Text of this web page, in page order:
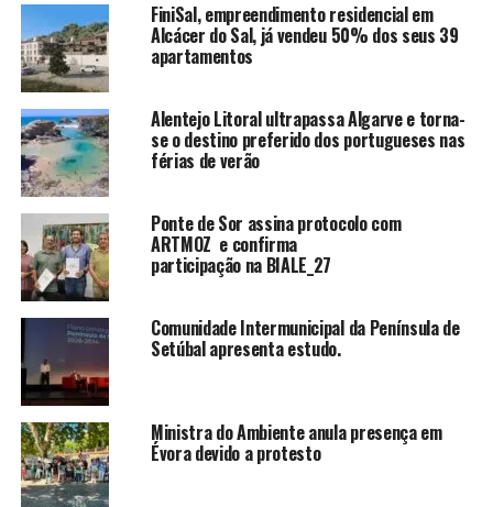
FiniSal, empreendimento residencial em
Alcácer do Sal, já vendeu 50% dos seus 39
apartamentos
Alentejo Litoral ultrapassa Algarve e torna-
se o destino preferido dos portugueses nas
férias de verão
Ponte de Sor assina protocolo com
ARTMOZ e confirma
participação na BIALE_27
Comunidade Intermunicipal da Península de
Setúbal apresenta estudo.
Ministra do Ambiente anula presença em
Évora devido a protesto